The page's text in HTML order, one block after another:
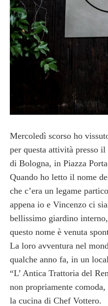
Mercoledì scorso ho
per questa attività presso il
di Bologna, in Piazza
Quando ho letto il nome
che c’era un legame
appena io e Vincenzo ci
bellissimo giardino
questo nome è venuta
La loro avventura nel
qualche anno fa, in un
“L’ Antica Trattoria del
non propriamente
la cucina di Chef Vottero.